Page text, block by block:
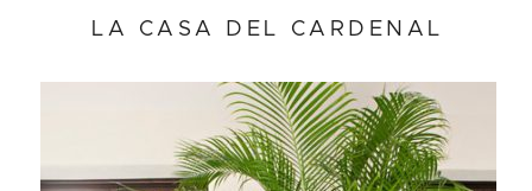
LA CASA DEL CARDENAL